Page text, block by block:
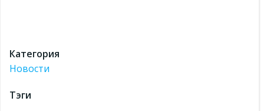
Категория
Новости
Тэги